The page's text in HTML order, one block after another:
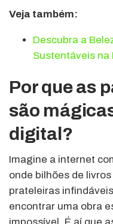
Veja também:
Descubra a
Sustentáveis na
Por que as
são
digital?
Imagine a internet
onde bilhões de
prateleiras
encontrar uma obra
impossível. É aí que